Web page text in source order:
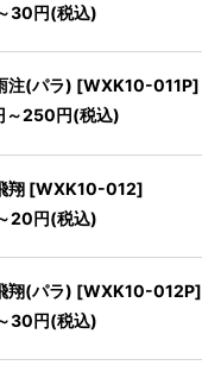
30円(税込)
注(パラ) [WXK10-011P]
～250円(税込)
翔 [WXK10-012]
20円(税込)
翔(パラ) [WXK10-012P]
30円(税込)